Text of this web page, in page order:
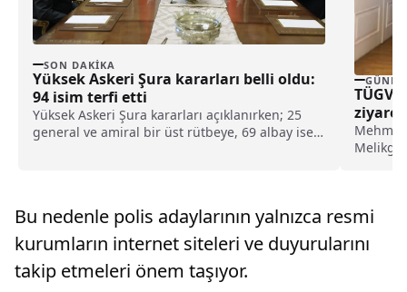
SON DAKIKA
Yüksek Askeri Şura kararları belli oldu:
94 isim terfi etti
Yüksek Askeri Şura kararları açıklanırken; 25
general ve amiral bir üst rütbeye, 69 albay ise
ziyaret
Mehmet
Bu nedenle polis adaylarının yalnızca resmi
kurumların internet siteleri ve duyurularını
takip etmeleri önem taşıyor.